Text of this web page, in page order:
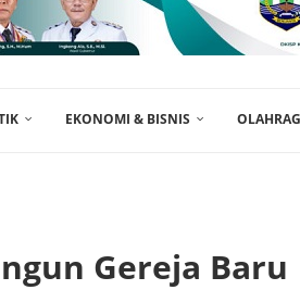
EKONOMI & BISNIS
Gereja Baru